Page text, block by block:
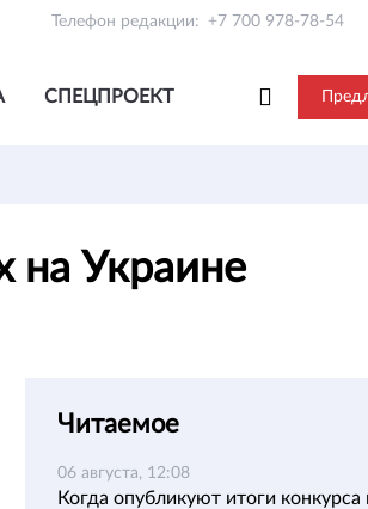
Телефон редакции: +7 700 978-78-54
СПЕЦПРОЕКТ
на Украине
Читаемое
06 августа, 12:08
Когда опубликуют итоги конкурса